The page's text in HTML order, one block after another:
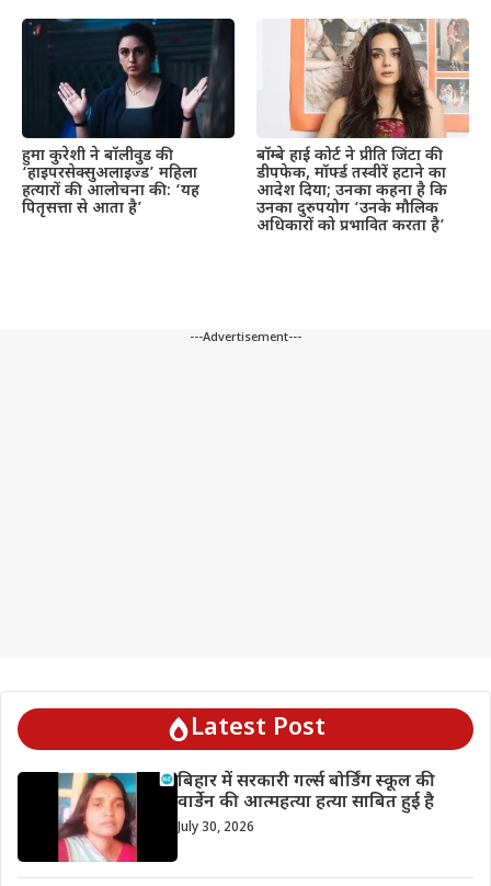
हुमा कुरेशी ने बॉलीवुड की
‘हाइपरसेक्सुअलाइज्ड’ महिला
हत्यारों की आलोचना की: ‘यह
पितृसत्ता से आता है’
बॉम्बे हाई कोर्ट ने प्रीति जिंटा की
डीपफेक, मॉर्फ्ड तस्वीरें हटाने का
आदेश दिया; उनका कहना है कि
उनका दुरुपयोग ‘उनके मौलिक
अधिकारों को प्रभावित करता है’
---Advertisement---
Latest Post
बिहार में सरकारी गर्ल्स बोर्डिंग स्कूल की
वार्डेन की आत्महत्या हत्या साबित हुई है
July 30, 2026